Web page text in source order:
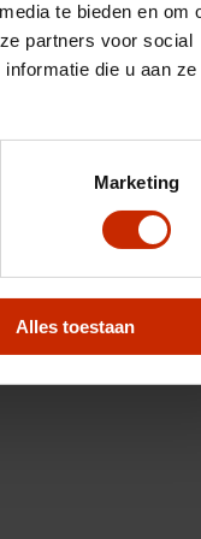
te bieden en om
partners voor social
die u aan ze
Marketing
Alles toestaan